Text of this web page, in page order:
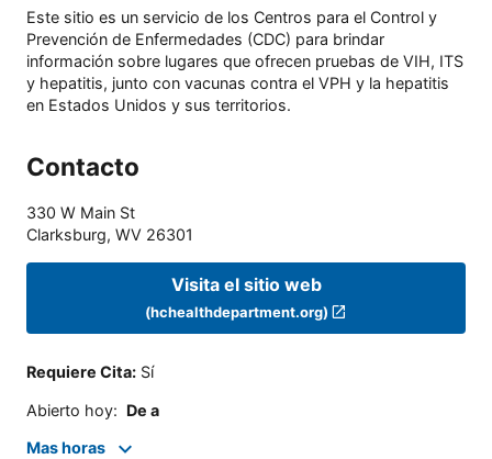
Este sitio es un servicio de los Centros para el Control y
Prevención de Enfermedades (CDC) para brindar
información sobre lugares que ofrecen pruebas de VIH, ITS
y hepatitis, junto con vacunas contra el VPH y la hepatitis
en Estados Unidos y sus territorios.
Contacto
330 W Main St
Clarksburg, WV 26301
Visita el sitio web
(hchealthdepartment.org)
Requiere Cita: Sí
Abierto hoy: De a
Mas horas